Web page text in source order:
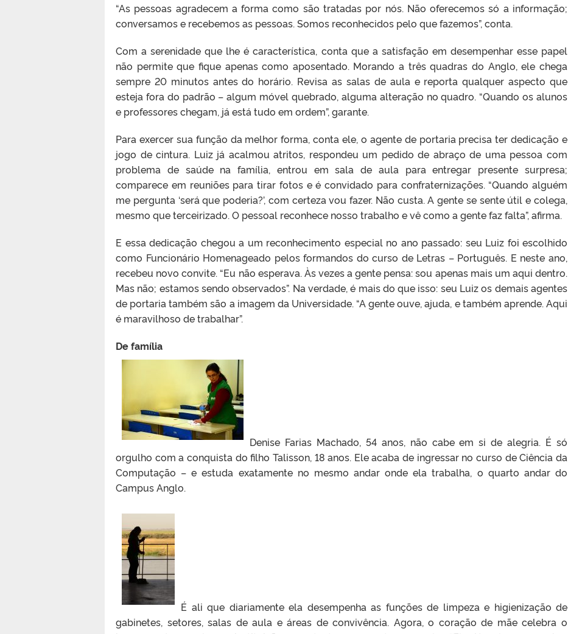
“As pessoas agradecem a forma como são tratadas por nós. Não oferecemos só a informação;
conversamos e recebemos as pessoas. Somos reconhecidos pelo que fazemos”, conta.
Com a serenidade que lhe é característica, conta que a satisfação em desempenhar esse papel
não permite que fique apenas como aposentado. Morando a três quadras do Anglo, ele chega
sempre 20 minutos antes do horário. Revisa as salas de aula e reporta qualquer aspecto que
esteja fora do padrão – algum móvel quebrado, alguma alteração no quadro. “Quando os alunos
e professores chegam, já está tudo em ordem”, garante.
Para exercer sua função da melhor forma, conta ele, o agente de portaria precisa ter dedicação e
jogo de cintura. Luiz já acalmou atritos, respondeu um pedido de abraço de uma pessoa com
problema de saúde na família, entrou em sala de aula para entregar presente surpresa;
comparece em reuniões para tirar fotos e é convidado para confraternizações. “Quando alguém
me pergunta ‘será que poderia?’, com certeza vou fazer. Não custa. A gente se sente útil e colega,
mesmo que terceirizado. O pessoal reconhece nosso trabalho e vê como a gente faz falta”, afirma.
E essa dedicação chegou a um reconhecimento especial no ano passado: seu Luiz foi escolhido
como Funcionário Homenageado pelos formandos do curso de Letras – Português. E neste ano,
recebeu novo convite. “Eu não esperava. Às vezes a gente pensa: sou apenas mais um aqui dentro.
Mas não; estamos sendo observados”. Na verdade, é mais do que isso: seu Luiz os demais agentes
de portaria também são a imagem da Universidade. “A gente ouve, ajuda, e também aprende. Aqui
é maravilhoso de trabalhar”.
De família
Denise Farias Machado, 54 anos, não cabe em si de alegria. É só
orgulho com a conquista do filho Talisson, 18 anos. Ele acaba de ingressar no curso de Ciência da
Computação – e estuda exatamente no mesmo andar onde ela trabalha, o quarto andar do
Campus Anglo.
É ali que diariamente ela desempenha as funções de limpeza e higienização de
gabinetes, setores, salas de aula e áreas de convivência. Agora, o coração de mãe celebra o